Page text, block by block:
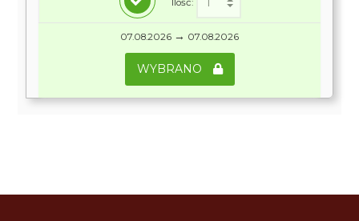
07.08.2026 → 07.08.2026
WYBRANO